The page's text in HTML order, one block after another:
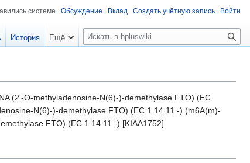
(2'-O-methyladenosine-N(6)-)-demethylase FTO) (EC
N(6)-)-demethylase FTO) (EC 1.14.11.-) (m6A(m)-
FTO) (EC 1.14.11.-) [KIAA1752]
системе Обсуждение Вклад Создать учётную запись Войти
История Ещё
П
о
к